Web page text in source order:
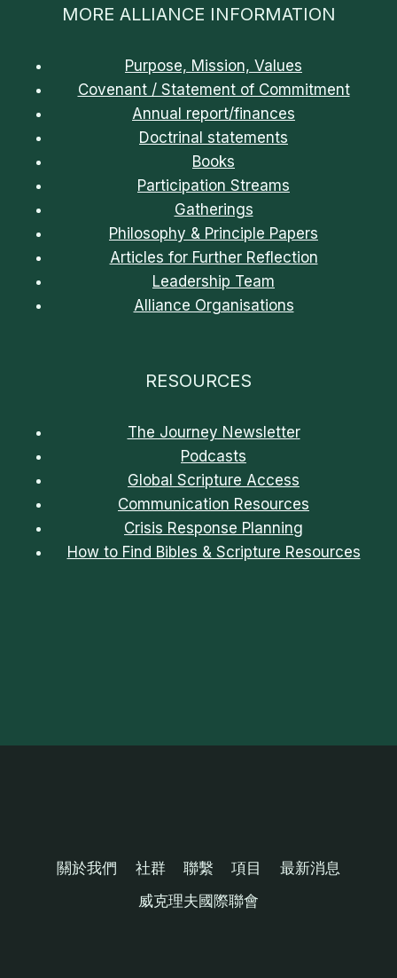
MORE ALLIANCE INFORMATION
Purpose, Mission, Values
Covenant / Statement of Commitment
Annual report/finances
Doctrinal statements
Books
Participation Streams
Gatherings
Philosophy & Principle Papers
Articles for Further Reflection
Leadership Team
Alliance Organisations
RESOURCES
The Journey Newsletter
Podcasts
Global Scripture Access
Communication Resources
Crisis Response Planning
How to Find Bibles & Scripture Resources
關於我們 社群 聯繫 項目
最新消息
威克理夫國際聯會